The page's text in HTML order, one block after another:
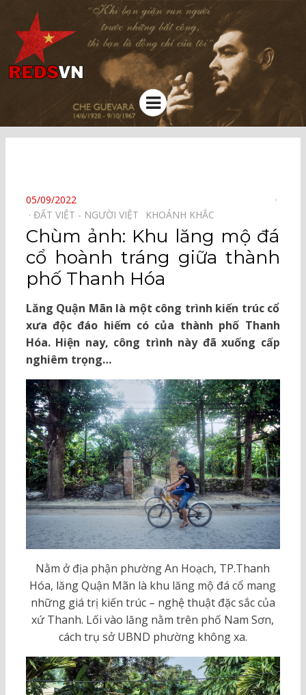
Kênh chia sẻ tri thức cộng đồng
Menu
POSTED
ON
05/09/2022
ĐẤT VIỆT - NGƯỜI VIỆT⠀
KHOẢNH KHẮC⠀
Chùm ảnh: Khu lăng mộ đá
cổ hoành tráng giữa thành
phố Thanh Hóa
Lăng Quận Mãn là một công trình kiến trúc cổ
xưa độc đáo hiếm có của thành phố Thanh
Hóa. Hiện nay, công trình này đã xuống cấp
nghiêm trọng…
Nằm ở địa phận phường An Hoạch, TP.Thanh
Hóa, lăng Quận Mãn là khu lăng mộ đá cổ mang
những giá trị kiến trúc – nghệ thuật đặc sắc của
xứ Thanh. Lối vào lăng nằm trên phố Nam Sơn,
cách trụ sở UBND phường không xa.